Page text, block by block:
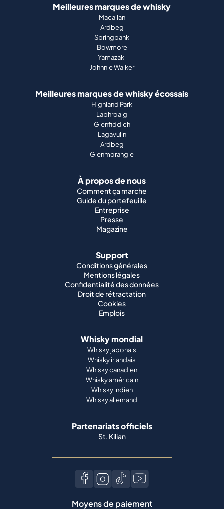
Meilleures marques de whisky
Macallan
Ardbeg
Springbank
Bowmore
Yamazaki
Johnnie Walker
Meilleures marques de whisky écossais
Highland Park
Laphroaig
Glenfiddich
Lagavulin
Ardbeg
Glenmorangie
À propos de nous
Comment ça marche
Guide du portefeuille
Entreprise
Presse
Magazine
Support
Conditions générales
Mentions légales
Confidentialité des données
Droit de rétractation
Cookies
Emplois
Whisky mondial
Whisky japonais
Whisky irlandais
Whisky canadien
Whisky américain
Whisky indien
Whisky allemand
Partenariats officiels
St. Kilian
Moyens de paiement